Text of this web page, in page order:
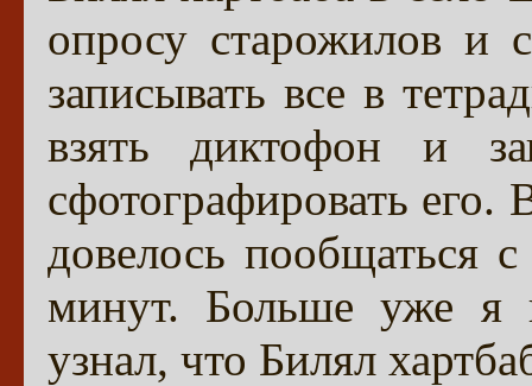
опросу старожилов и
записывать все в
взять диктофон и
сфотографировать его.
довелось пообщаться
минут. Больше уже я
узнал, что Билял